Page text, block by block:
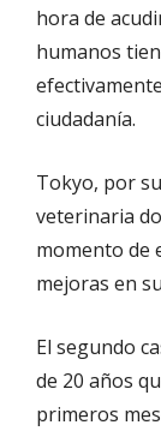
hora de
humanos
ciudadanía.
Tokyo, por
veterinaria
momento de
mejoras en
El segundo
de 20 años
primeros